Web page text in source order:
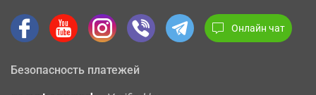
Онлайн чат
Безопасность платежей